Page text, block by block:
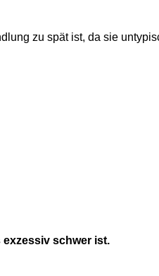
zu spät ist, da sie
schwer ist.